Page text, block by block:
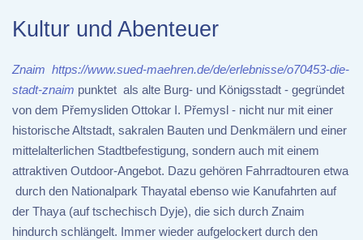
Kultur und Abenteuer
Znaim https://www.sued-maehren.de/de/erlebnisse/o70453-die-
stadt-znaim punktet als alte Burg- und Königsstadt - gegründet
von dem Přemysliden Ottokar I. Přemysl - nicht nur mit einer
historische Altstadt, sakralen Bauten und Denkmälern und einer
mittelalterlichen Stadtbefestigung, sondern auch mit einem
attraktiven Outdoor-Angebot. Dazu gehören Fahrradtouren etwa
durch den Nationalpark Thayatal ebenso wie Kanufahrten auf
der Thaya (auf tschechisch Dyje), die sich durch Znaim
hindurch schlängelt. Immer wieder aufgelockert durch den